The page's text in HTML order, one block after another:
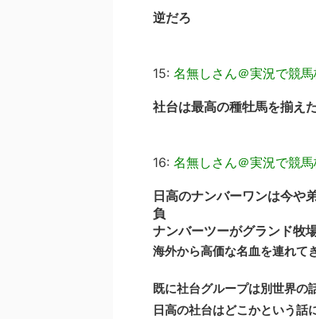
逆だろ
15: 名無しさん＠実況で競馬
社台は最高の種牡馬を揃え
16: 名無しさん＠実況で競馬
日高のナンバーワンは今や
負
ナンバーツーがグランド牧
海外から高価な名血を連れて
既に社台グループは別世界の
日高の社台はどこかという話